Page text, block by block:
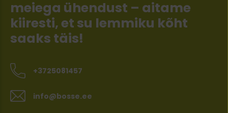
meiega ühendust – aitame
kiiresti, et su lemmiku kõht
saaks täis!
+3725081457
info@bosse.ee